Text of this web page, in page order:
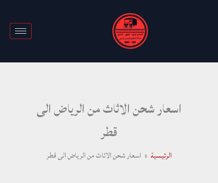
اسعار شحن الاثاث من الرياض الى
قطر
الرئيسية اسعار شحن الاثاث من الرياض الى قطر